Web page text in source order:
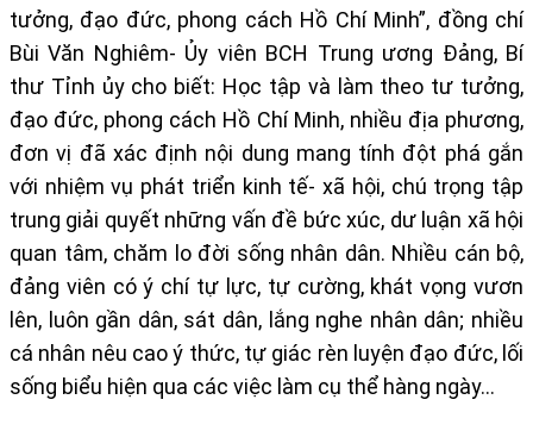
tưởng, đạo đức, phong cách Hồ Chí Minh”, đồng chí
Bùi Văn Nghiêm- Ủy viên BCH Trung ương Đảng, Bí
thư Tỉnh ủy cho biết: Học tập và làm theo tư tưởng,
đạo đức, phong cách Hồ Chí Minh, nhiều địa phương,
đơn vị đã xác định nội dung mang tính đột phá gắn
với nhiệm vụ phát triển kinh tế- xã hội, chú trọng tập
trung giải quyết những vấn đề bức xúc, dư luận xã hội
quan tâm, chăm lo đời sống nhân dân. Nhiều cán bộ,
đảng viên có ý chí tự lực, tự cường, khát vọng vươn
lên, luôn gần dân, sát dân, lắng nghe nhân dân; nhiều
cá nhân nêu cao ý thức, tự giác rèn luyện đạo đức, lối
sống biểu hiện qua các việc làm cụ thể hàng ngày…